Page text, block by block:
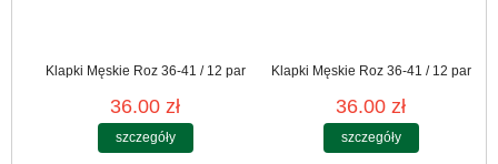
Klapki Męskie Roz 36-41 / 12 par
36.00 zł
szczegóły
Klapki Męskie Roz 36-41 / 12 par
36.00 zł
szczegóły